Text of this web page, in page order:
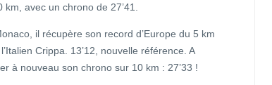
avec un chrono de 27’41.
il récupère son record d’Europe du 5 km
Crippa. 13’12, nouvelle référence. A
à nouveau son chrono sur 10 km : 27’33 !